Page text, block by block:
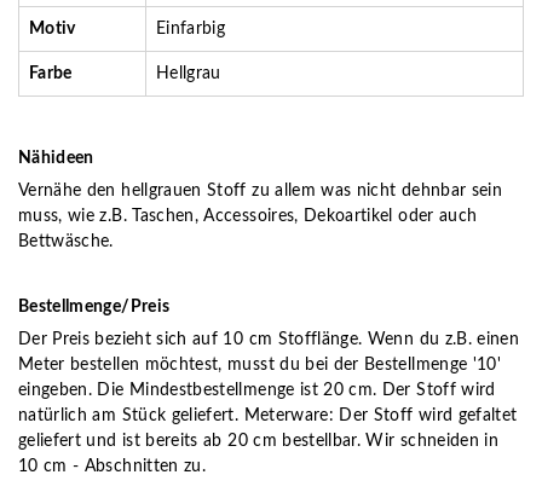
Motiv Einfarbig
Farbe Hellgrau
Nähideen
Vernähe den hellgrauen Stoff zu allem was nicht dehnbar sein
muss, wie z.B. Taschen, Accessoires, Dekoartikel oder auch
Bettwäsche.
Bestellmenge/Preis
Der Preis bezieht sich auf 10 cm Stofflänge. Wenn du z.B. einen
Meter bestellen möchtest, musst du bei der Bestellmenge '10'
eingeben. Die Mindestbestellmenge ist 20 cm. Der Stoff wird
natürlich am Stück geliefert. Meterware: Der Stoff wird gefaltet
geliefert und ist bereits ab 20 cm bestellbar. Wir schneiden in
10 cm - Abschnitten zu.